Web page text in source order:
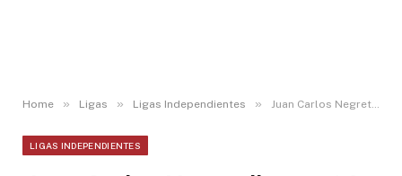
Home » Ligas » Ligas Independientes » Juan Carlos Negret llega a 14 jonrones en la Liga Fronteriza
LIGAS INDEPENDIENTES